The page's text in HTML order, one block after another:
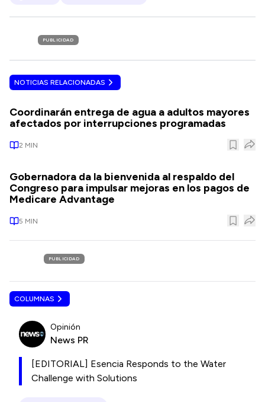
PUBLICIDAD
NOTICIAS RELACIONADAS
Coordinarán entrega de agua a adultos mayores
afectados por interrupciones programadas
2 MIN
Gobernadora da la bienvenida al respaldo del
Congreso para impulsar mejoras en los pagos de
Medicare Advantage
5 MIN
PUBLICIDAD
COLUMNAS
Opinión
News PR
[EDITORIAL] Esencia Responds to the Water
Challenge with Solutions